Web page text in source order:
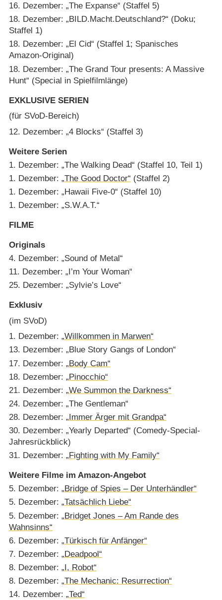
16. Dezember: „The Expanse“ (Staffel 5)
18. Dezember: „BILD.Macht.Deutschland?“ (Doku;
Staffel 1)
18. Dezember: „El Cid“ (Staffel 1; Spanisches
Amazon-Original)
18. Dezember: „The Grand Tour presents: A Massive
Hunt“ (Special in Spielfilmlänge)
EXKLUSIVE SERIEN
(für SVoD-Bereich)
12. Dezember: „4 Blocks“ (Staffel 3)
Weitere Serien
1. Dezember: „The Walking Dead“ (Staffel 10, Teil 1)
1. Dezember: „The Good Doctor“ (Staffel 2)
1. Dezember: „Hawaii Five-0“ (Staffel 10)
1. Dezember: „S.W.A.T.“
FILME
Originals
4. Dezember: „Sound of Metal“
11. Dezember: „I’m Your Woman“
25. Dezember: „Sylvie’s Love“
Exklusiv
(im SVoD)
1. Dezember: „Willkommen in Marwen“
13. Dezember: „Blue Story Gangs of London“
17. Dezember: „Body Cam“
18. Dezember: „Pinocchio“
21. Dezember: „We Summon the Darkness“
24. Dezember: „The Gentleman“
28. Dezember: „Immer Ärger mit Grandpa“
30. Dezember: „Yearly Departed“ (Comedy-Special-
Jahresrückblick)
31. Dezember: „Fighting with My Family“
Weitere Filme im Amazon-Angebot
5. Dezember: „Bridge of Spies – Der Unterhändler“
5. Dezember: „Tatsächlich Liebe“
5. Dezember: „Bridget Jones – Am Rande des
Wahnsinns“
6. Dezember: „Türkisch für Anfänger“
7. Dezember: „Deadpool“
8. Dezember: „I, Robot“
8. Dezember: „The Mechanic: Resurrection“
14. Dezember: „Ted“